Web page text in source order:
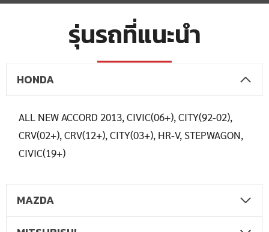
รุ่นรถที่แนะนำ
HONDA
ALL NEW ACCORD 2013, CIVIC(06+), CITY(92-02),
CRV(02+), CRV(12+), CITY(03+), HR-V, STEPWAGON,
CIVIC(19+)
MAZDA